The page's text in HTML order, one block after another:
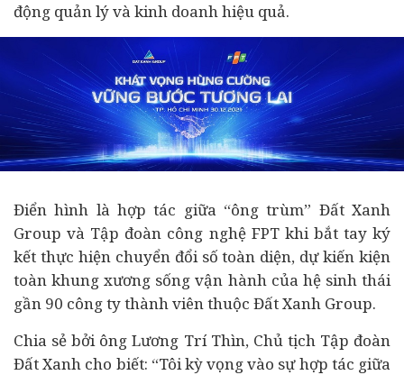
động quản lý và kinh doanh hiệu quả.
Điển hình là hợp tác giữa “ông trùm” Đất Xanh
Group và Tập đoàn công nghệ FPT khi bắt tay ký
kết thực hiện chuyển đổi số toàn diện, dự kiến kiện
toàn khung xương sống vận hành của hệ sinh thái
gần 90 công ty thành viên thuộc Đất Xanh Group.
Chia sẻ bởi ông Lương Trí Thìn, Chủ tịch Tập đoàn
Đất Xanh cho biết: “Tôi kỳ vọng vào sự hợp tác giữa